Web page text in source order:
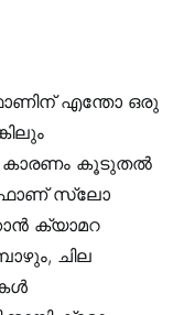
എന്തോ ഒരു
കാരണം കൂടുതൽ
ഫോണ് സ്ലോ
ക്യാമറ
ചില